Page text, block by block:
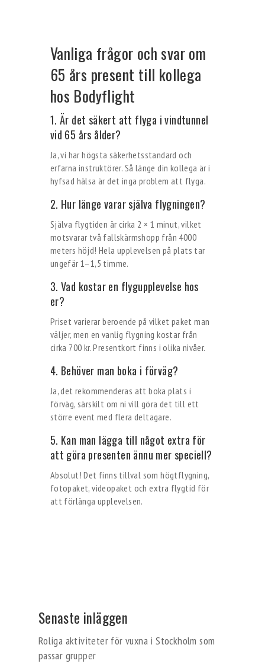
Vanliga frågor och svar om
65 års present till kollega
hos Bodyflight
1. Är det säkert att flyga i vindtunnel
vid 65 års ålder?
Ja, vi har högsta säkerhetsstandard och
erfarna instruktörer. Så länge din kollega är i
hyfsad hälsa är det inga problem att flyga.
2. Hur länge varar själva flygningen?
Själva flygtiden är cirka 2 × 1 minut, vilket
motsvarar två fallskärmshopp från 4000
meters höjd! Hela upplevelsen på plats tar
ungefär 1–1,5 timme.
3. Vad kostar en flygupplevelse hos
er?
Priset varierar beroende på vilket paket man
väljer, men en vanlig flygning kostar från
cirka 700 kr. Presentkort finns i olika nivåer.
4. Behöver man boka i förväg?
Ja, det rekommenderas att boka plats i
förväg, särskilt om ni vill göra det till ett
större event med flera deltagare.
5. Kan man lägga till något extra för
att göra presenten ännu mer speciell?
Absolut! Det finns tillval som högtflygning,
fotopaket, videopaket och extra flygtid för
att förlänga upplevelsen.
Senaste inläggen
Roliga aktiviteter för vuxna i Stockholm som
passar grupper